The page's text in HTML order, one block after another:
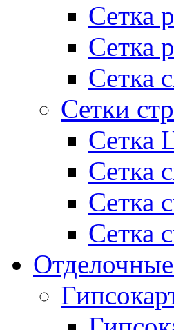
Сетка
Сетка
Сетка
Сетки
Сетка
Сетка
Сетка
Сетка